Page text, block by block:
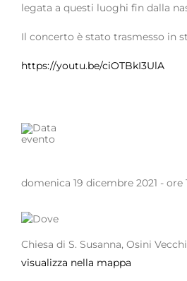
legata a questi luoghi fin dalla
Il concerto è stato trasmesso in
https://youtu.be/ciOTBkI3UlA
domenica 19 dicembre 2021 - ore
Chiesa di S. Susanna, Osini
visualizza nella mappa